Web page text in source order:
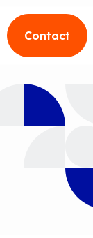
Contact